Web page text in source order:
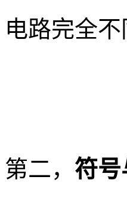
电路完全
第二， 符号